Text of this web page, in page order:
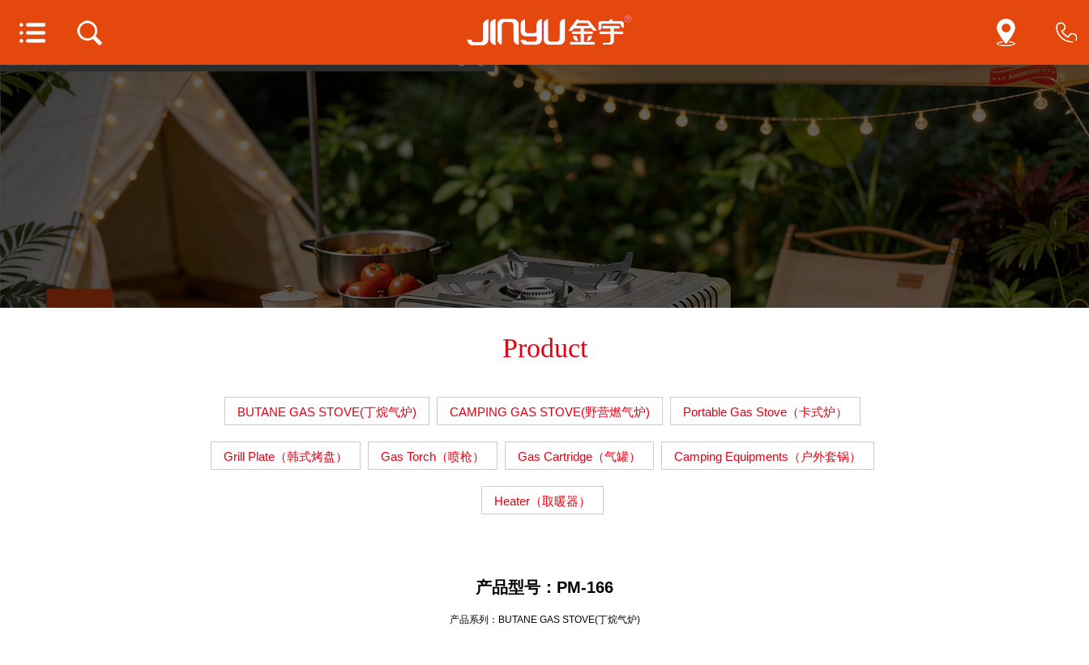
Product
BUTANE GAS STOVE(丁烷气炉) CAMPING GAS STOVE(野营燃气炉) Portable Gas Stove（卡式炉）
Grill Plate（韩式烤盘） Gas Torch（喷枪） Gas Cartridge（气罐） Camping Equipments（户外套锅）
Heater（取暖器）
产品型号：PM-166
产品系列：BUTANE GAS STOVE(丁烷气炉)